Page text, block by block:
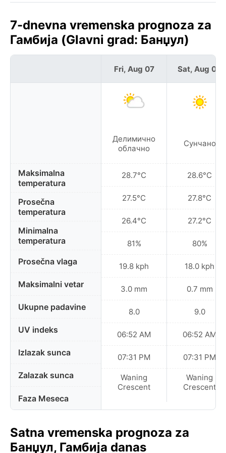
7-dnevna vremenska prognoza za
Гамбија (Glavni grad: Банџул)
Maksimalna
temperatura
Prosečna
temperatura
Minimalna
temperatura
Prosečna vlaga
Maksimalni vetar
Ukupne padavine
UV indeks
Izlazak sunca
Zalazak sunca
Faza Meseca
Fri, Aug 07
Делимично
облачно
28.7°C
27.5°C
26.4°C
81%
19.8 kph
3.0 mm
8.0
06:52 AM
07:31 PM
Waning
Crescent
Sat, Aug 08
Сунчано
28.6°C
27.8°C
27.2°C
80%
18.0 kph
0.7 mm
9.0
06:52 AM
07:31 PM
Waning
Crescent
Satna vremenska prognoza za
Банџул, Гамбија danas